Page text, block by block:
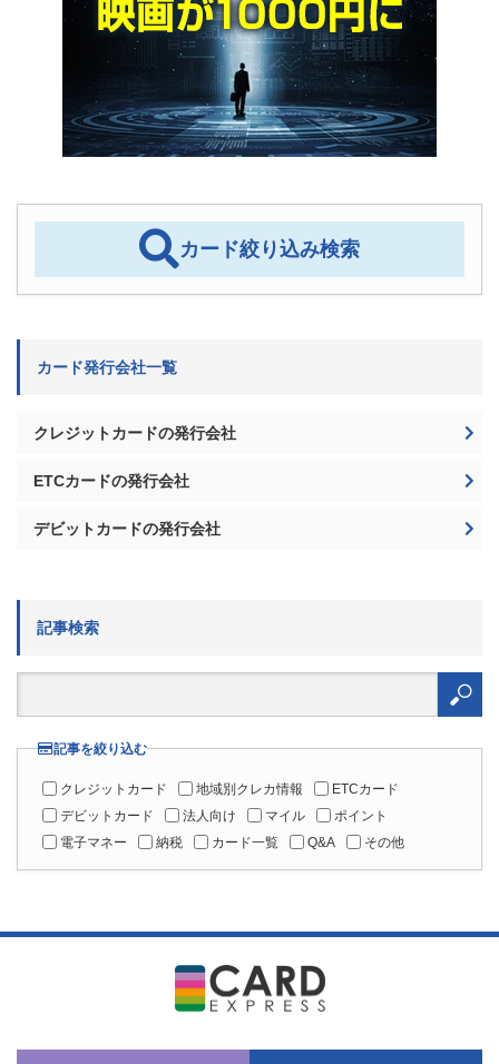
カード絞り込み検索
カード発行会社一覧
クレジットカードの発行会社
ETCカードの発行会社
デビットカードの発行会社
記事検索
検
記事を絞り込む
クレジットカード 地域別クレカ情報
ETCカード
デビットカード
法人向け マイル
ポイント
電子マネー
納税 カード一覧 Q&A その他